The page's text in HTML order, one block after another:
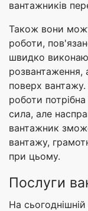
вантажників
Також вони
роботи,
швидко
розвантаження,
поверх
роботи потрібна
сила, але
вантажник
вантажу,
при цьому.
Послуги
На